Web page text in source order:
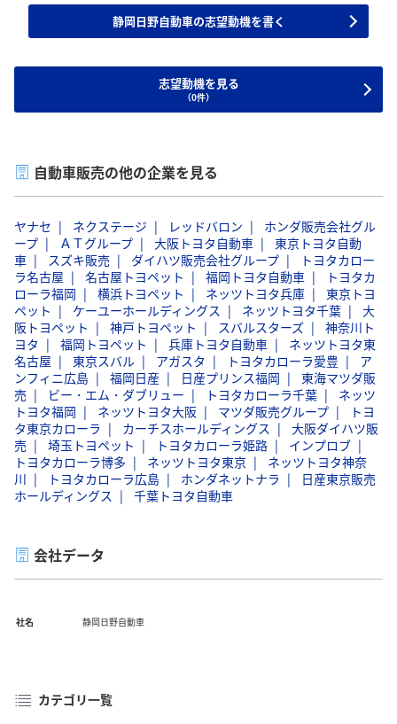
静岡日野自動車の志望動機を書く
志望動機を見る
（0件）
自動車販売の他の企業を見る
ヤナセ ネクステージ レッドバロン
ホンダ販売会社グル
ープ
ＡＴグループ 大阪トヨタ自動車
東京トヨタ自動
車
スズキ販売 ダイハツ販売会社グループ
トヨタカロー
ラ名古屋
名古屋トヨペット 福岡トヨタ自動車
トヨタカ
ローラ福岡
横浜トヨペット ネッツトヨタ兵庫
東京トヨ
ペット
ケーユーホールディングス ネッツトヨタ千葉
大
阪トヨペット
神戸トヨペット スバルスターズ
神奈川ト
ヨタ
福岡トヨペット 兵庫トヨタ自動車
ネッツトヨタ東
名古屋
東京スバル アガスタ トヨタカローラ愛豊
ア
ンフィニ広島
福岡日産 日産プリンス福岡
東海マツダ販
売
ビー・エム・ダブリュー トヨタカローラ千葉
ネッツ
トヨタ福岡
ネッツトヨタ大阪 マツダ販売グループ
トヨ
タ東京カローラ
カーチスホールディングス
大阪ダイハツ販
売
埼玉トヨペット トヨタカローラ姫路
インプロブ
トヨタカローラ博多
ネッツトヨタ東京
ネッツトヨタ神奈
川
トヨタカローラ広島 ホンダネットナラ
日産東京販売
ホールディングス
千葉トヨタ自動車
会社データ
社名 静岡日野自動車
カテゴリ一覧